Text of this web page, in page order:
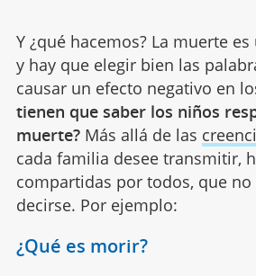
Y ¿qué hacemos? La muerte
y hay que elegir bien las
causar un efecto negativo en
tienen que saber los niños
muerte?Más allá de las
cada familia desee transmitir,
compartidas por todos, que
decirse. Por ejemplo:
¿Qué es morir?